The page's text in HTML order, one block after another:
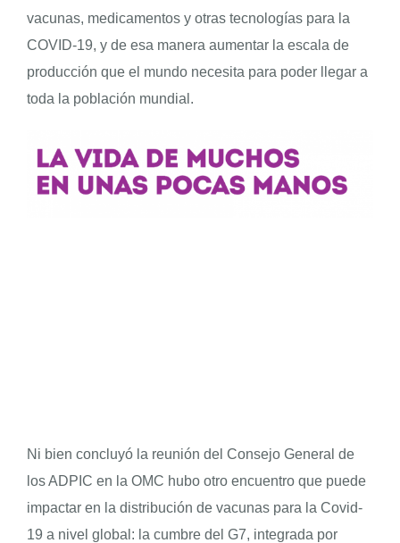
vacunas, medicamentos y otras tecnologías para la
COVID-19, y de esa manera aumentar la escala de
producción que el mundo necesita para poder llegar a
toda la población mundial.
Ni bien concluyó la reunión del Consejo General de
los ADPIC en la OMC hubo otro encuentro que puede
impactar en la distribución de vacunas para la Covid-
19 a nivel global: la cumbre del G7, integrada por